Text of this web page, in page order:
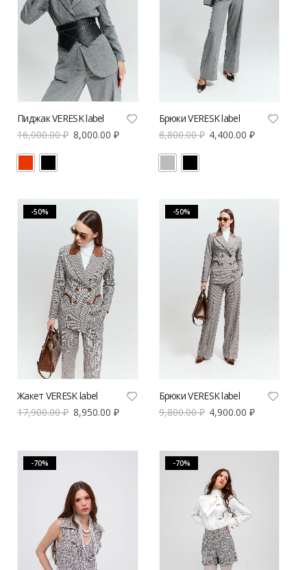
Пиджак VERESK label
16,000.00₽ 8,000.00 ₽
Брюки VERESK label
8,800.00₽ 4,400.00₽
-50%
Жакет VERESK label
17,900.00₽ 8,950.00 ₽
-50%
Брюки VERESK label
9,800.00₽ 4,900.00₽
-70% -70%